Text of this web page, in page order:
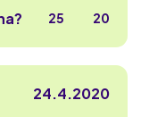
25 20
24.4.2020